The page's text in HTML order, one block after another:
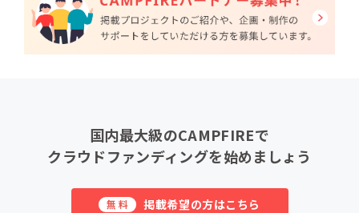
国内最大級のCAMPFIREで
クラウドファンディングを始めましょう
無料 掲載希望の方はこちら